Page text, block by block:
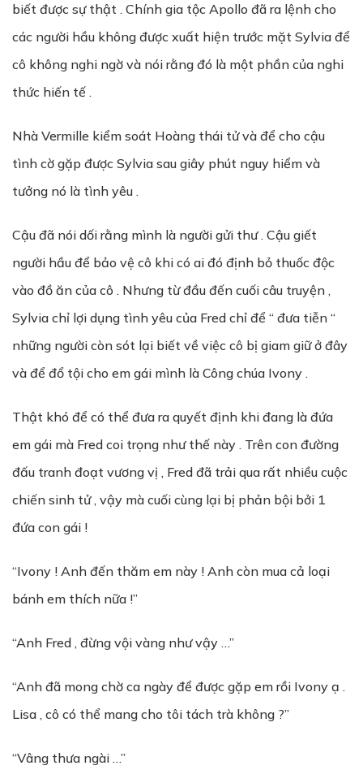
biết được sự thật . Chính gia tộc Apollo đã ra lệnh cho
các người hầu không được xuất hiện trước mặt Sylvia để
cô không nghi ngờ và nói rằng đó là một phần của nghi
thức hiến tế .
Nhà Vermille kiểm soát Hoàng thái tử và để cho cậu
tình cờ gặp được Sylvia sau giây phút nguy hiểm và
tưởng nó là tình yêu .
Cậu đã nói dối rằng mình là người gửi thư . Cậu giết
người hầu để bảo vệ cô khi có ai đó định bỏ thuốc độc
vào đồ ăn của cô . Nhưng từ đầu đến cuối câu truyện ,
Sylvia chỉ lợi dụng tình yêu của Fred chỉ để “ đưa tiễn “
những người còn sót lại biết về việc cô bị giam giữ ở đây
và để đổ tội cho em gái mình là Công chúa Ivony .
Thật khó để có thể đưa ra quyết định khi đang là đứa
em gái mà Fred coi trọng như thế này . Trên con đường
đấu tranh đoạt vương vị , Fred đã trải qua rất nhiều cuộc
chiến sinh tử , vậy mà cuối cùng lại bị phản bội bởi 1
đứa con gái !
“Ivony ! Anh đến thăm em này ! Anh còn mua cả loại
bánh em thích nữa !”
“Anh Fred , đừng vội vàng như vậy …”
“Anh đã mong chờ ca ngày để được gặp em rồi Ivony ạ .
Lisa , cô có thể mang cho tôi tách trà không ?”
“Vâng thưa ngài …”